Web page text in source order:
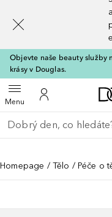
Objevte naše beauty služby
krásy v Douglas.
MenuOtevřít menuK mému účtu
Vraťte se
Proveďte vyhledávání
Homepage Tělo Péče o